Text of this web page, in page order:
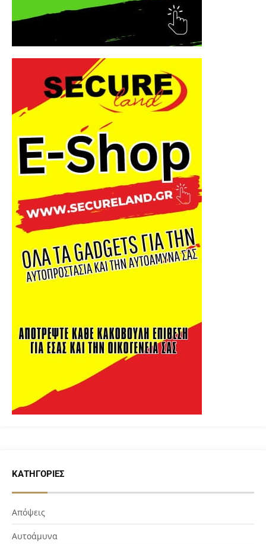
ΚΑΤΗΓΟΡΊΕΣ
Απόψεις
Αυτοάμυνα